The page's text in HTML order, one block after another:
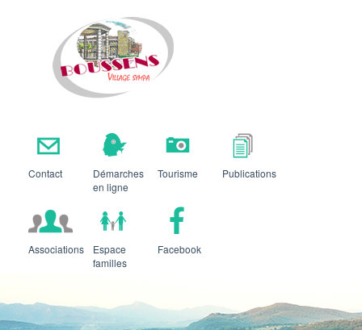
Boussens
Contact
Démarches
en ligne
Tourisme Publications
Associations
Espace
familles
Facebook